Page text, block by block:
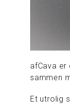
afCava
sammen
Et utrolig